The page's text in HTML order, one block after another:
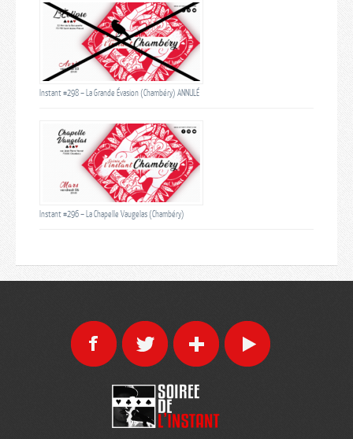
Instant #298 – La Grande Évasion (Chambéry) ANNULÉ
Instant #296 – La Chapelle Vaugelas (Chambéry)